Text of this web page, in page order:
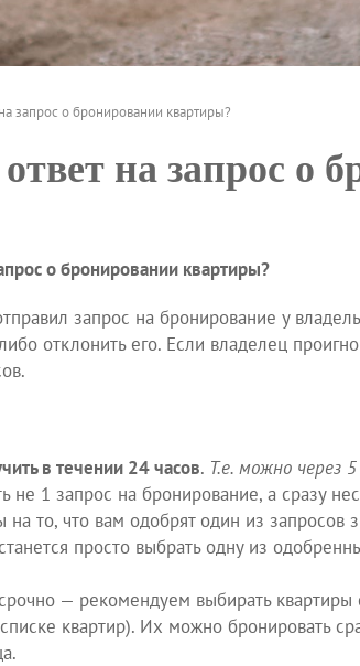
запрос о бронировании квартиры?
на запрос о
о бронировании квартиры?
запрос на бронирование у
отклонить его. Если владелец
в течении 24 часов. Т.е. можно через
не 1 запрос на бронирование, а сразу
то, что вам одобрят один из запросов
просто выбрать одну из
— рекомендуем выбирать
квартир). Их можно бронировать